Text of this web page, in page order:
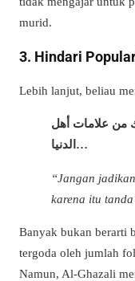
murid.
3. Hindari
Lebih lanjut, beliau
من علامات أهل
الدنيا…
“Jangan
karena itu
Banyak bukan berarti
tergoda oleh jumlah
Namun, Al-Ghazali